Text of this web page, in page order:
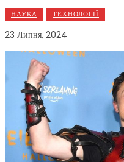
НАУКА ТЕХНОЛОГІЇ
23 Липня, 2024